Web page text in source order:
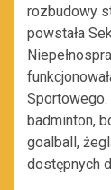
rozbudowy
powstała
Sportowego.
badminton,
goalball,
dostępnych